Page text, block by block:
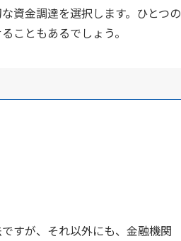
資金調達を選択します。ひとつの
こともあるでしょう。
すが、それ以外にも、金融機関